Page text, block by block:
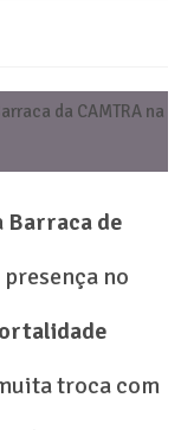
Barraca de
no
troca com